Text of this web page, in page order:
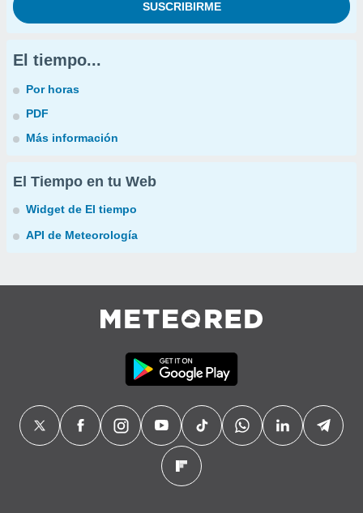
El tiempo...
Por horas
PDF
Más información
El Tiempo en tu Web
Widget de El tiempo
API de Meteorología